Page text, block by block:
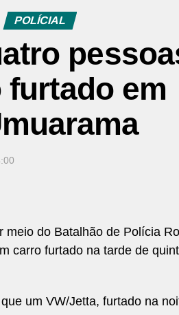
POLÍCIAL
em
do Batalhão de Polícia
carro furtado na tarde de
um VW/Jetta, furtado na